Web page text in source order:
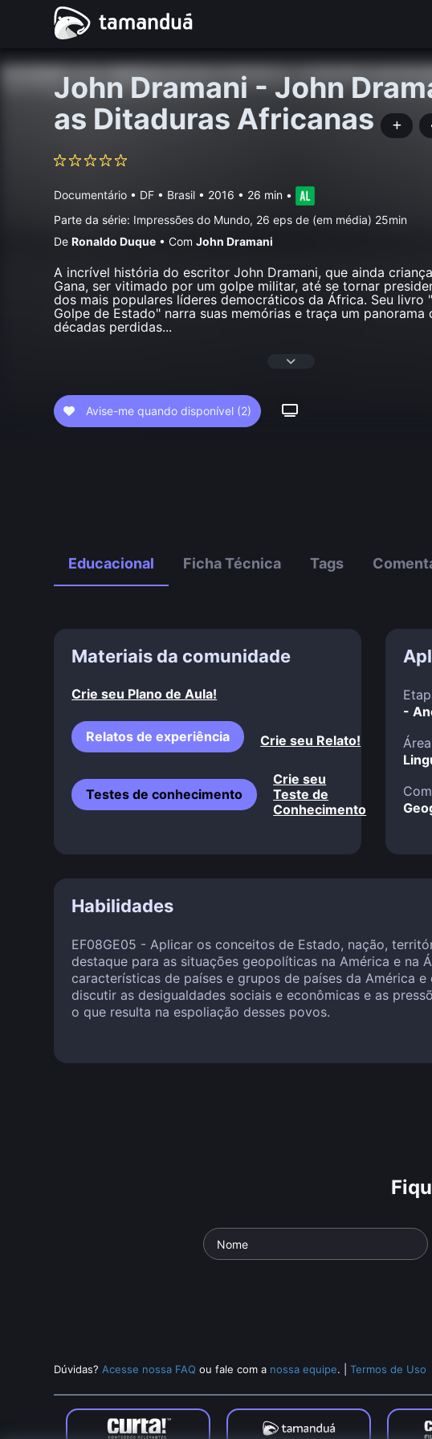
John Dramani - John
as Ditaduras Africanas
Documentário • DF • Brasil • 2016 • 26 min •
Parte da série: Impressões do Mundo, 26 eps de (em média) 25min
DeRonaldo Duque •ComJohn Dramani
A incrível história do escritor John Dramani, que ainda
Gana, ser vitimado por um golpe militar, até se tornar
dos mais populares líderes democráticos da África. Seu livro
Golpe de Estado" narra suas memórias e traça um panorama
décadas perdidas...
Avise-me quando disponível (2)
Educacional Ficha Técnica Tags
Materiais da comunidade
Crie seu Plano de Aula!
Relatos de experiência Crie seu Relato!
Testes de conhecimento
Crie seu
Teste de
Conhecimento
-
Habilidades
EF08GE05 - Aplicar os conceitos de Estado, nação,
destaque para as situações geopolíticas na América e na
características de países e grupos de países da América
discutir as desigualdades sociais e econômicas e as
o que resulta na espoliação desses povos.
Dúvidas? Acesse nossa FAQ ou fale com a nossa equipe. |Termos de Uso